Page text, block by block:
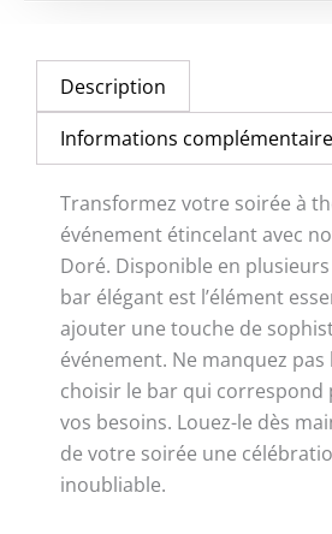
Description
Informations
Transformez votre soirée à
événement étincelant avec
Doré. Disponible en
bar élégant est l’élément
ajouter une touche de
événement. Ne manquez
choisir le bar qui correspond
vos besoins. Louez-le dès
de votre soirée une
inoubliable.